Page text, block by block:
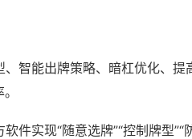
智能出牌策略、暗杠优化、提
件实现“随意选牌”“控制牌型”“